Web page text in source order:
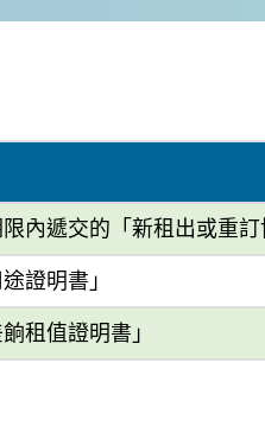
內遞交的「新租出或重訂
證明書」
租值證明書」